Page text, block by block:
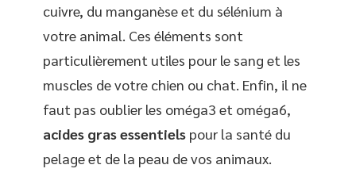
cuivre, du manganèse et du sélénium à
votre animal. Ces éléments sont
particulièrement utiles pour le sang et les
muscles de votre chien ou chat. Enfin, il ne
faut pas oublier les oméga3 et oméga6,
acides gras essentiels pour la santé du
pelage et de la peau de vos animaux.